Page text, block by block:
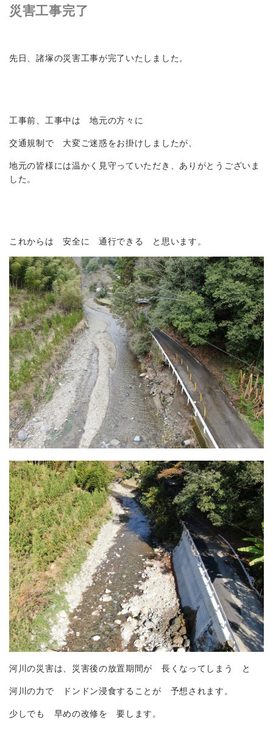
災害工事完了
先日、諸塚の災害工事が完了いたしました。
工事前、工事中は 地元の方々に
交通規制で 大変ご迷惑をお掛けしましたが、
地元の皆様には温かく見守っていただき、ありがとうございま
した。
これからは 安全に 通行できる と思います。
河川の災害は、災害後の放置期間が 長くなってしまう と
河川の力で ドンドン浸食することが 予想されます。
少しでも 早めの改修を 要します。